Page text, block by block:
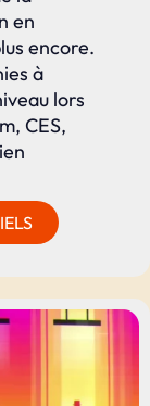
en
encore.
à
lors
CES,